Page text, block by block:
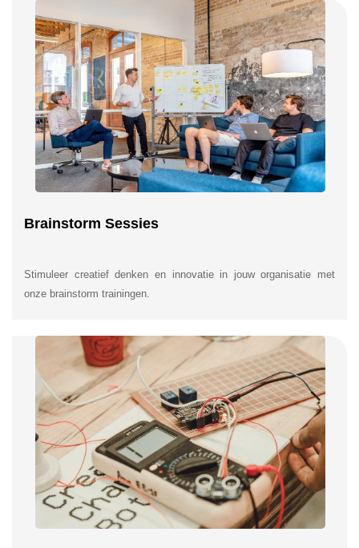
Brainstorm Sessies
Stimuleer creatief denken en innovatie in jouw organisatie met
onze brainstorm trainingen.